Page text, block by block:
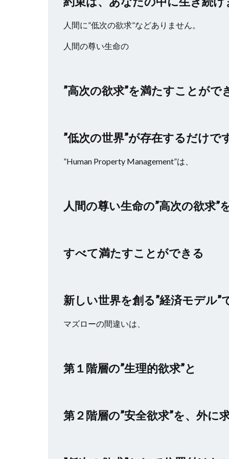
人間に”低次の欲求”などありません。
人間の尊い生命の
”高次の欲求”を満たすことがで
”低次の世界”が存在するだけで
”Human Property Management”は、
人間の尊い生命の”高次の欲求”を
すべて満たすことができる
新しい世界を創る”経済モデル”
マズローの間違いは、
第１階層の”生理的欲求”と
第２階層の”安全欲求”を、外に